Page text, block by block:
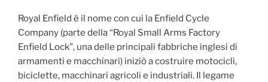
Royal Enfield è il nome con cui la Enfield Cycle
Company (parte della “Royal Small Arms Factory
Enfield Lock”, una delle principali fabbriche inglesi di
armamenti e macchinari) iniziò a costruire motocicli,
biciclette, macchinari agricoli e industriali. Il legame